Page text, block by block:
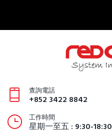
查詢電話
+852 3422 8842
工作時間
星期一至五 : 9:30-18:30